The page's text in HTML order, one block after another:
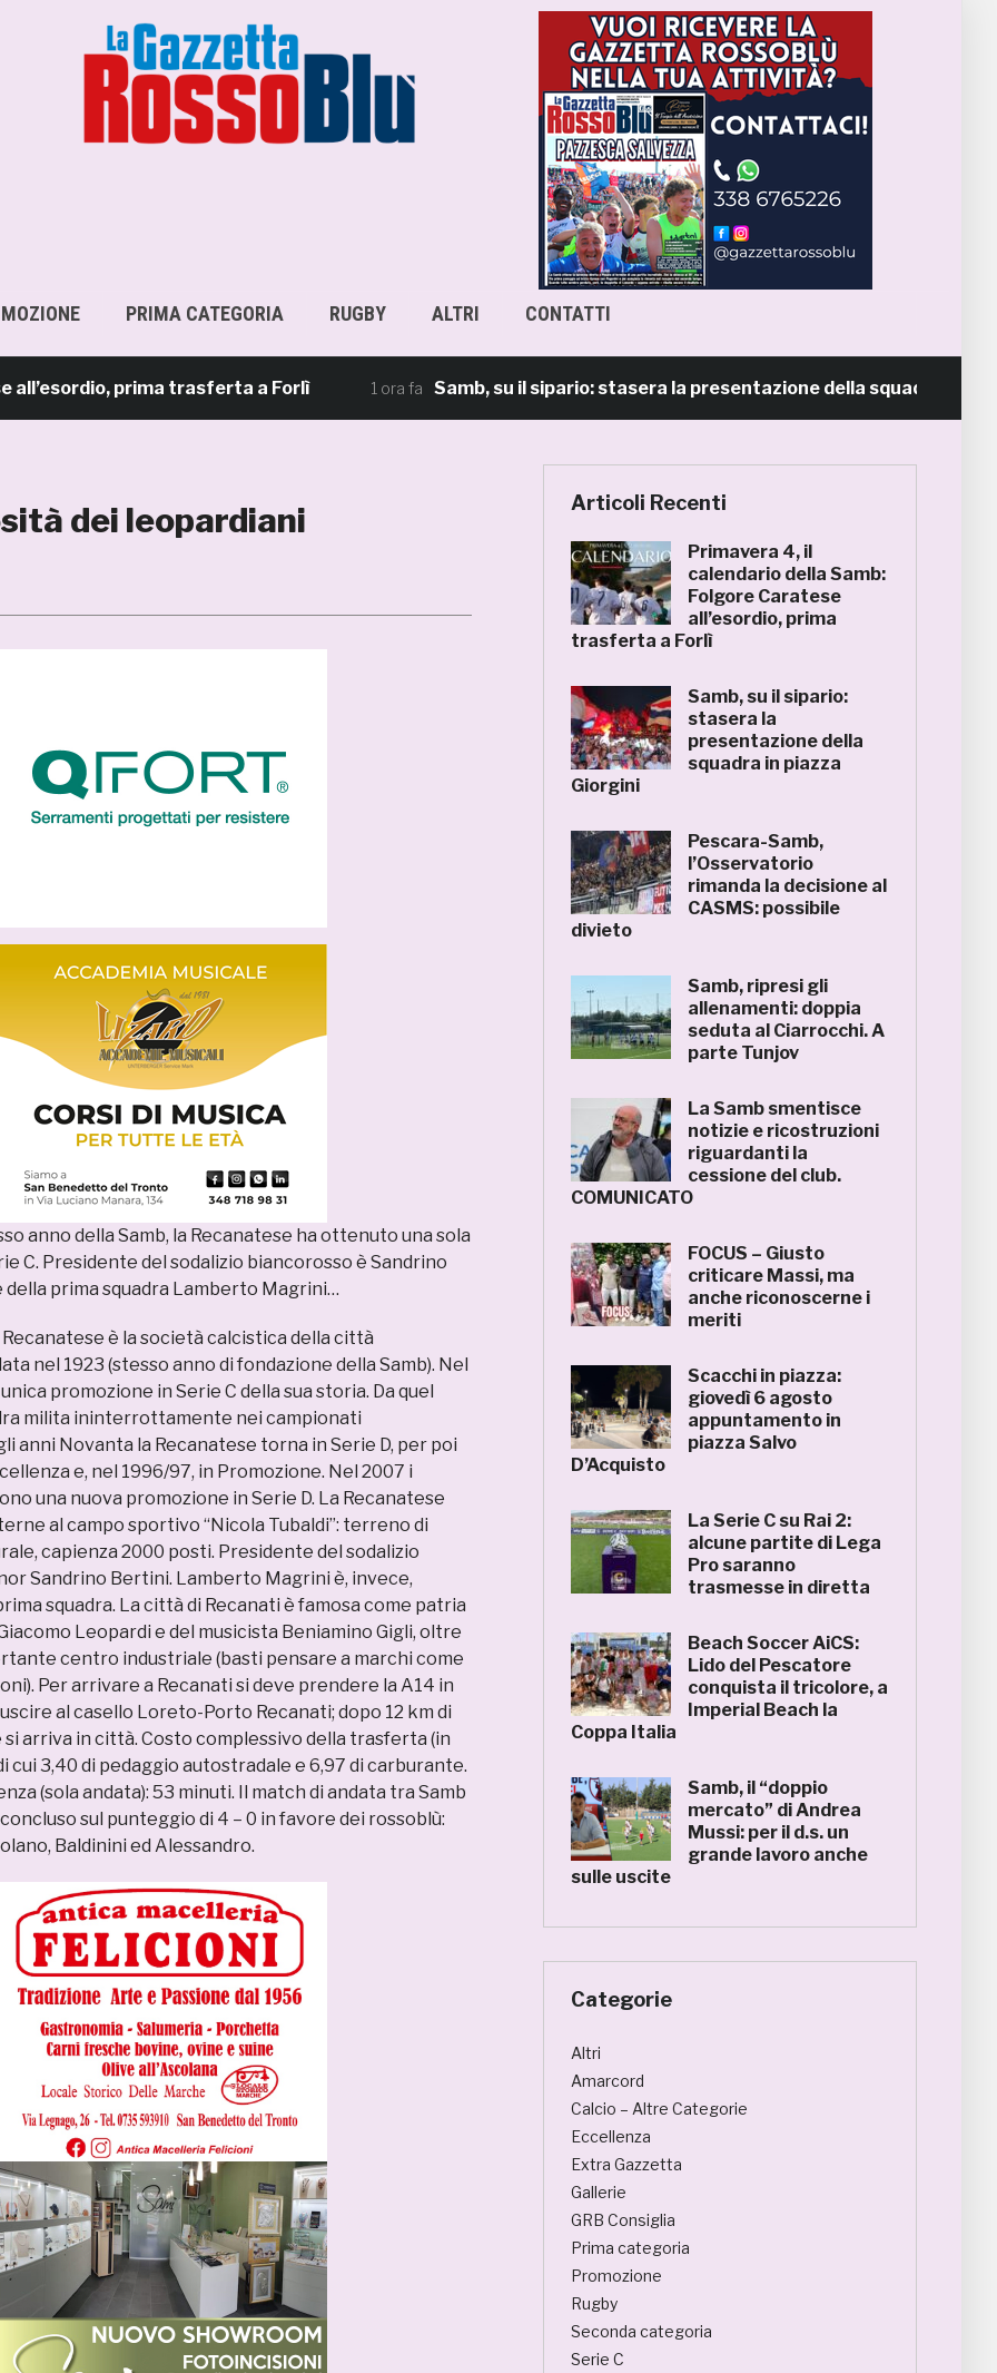
PRIMA CATEGORIA RUGBY ALTRI CONTATTI
prima trasferta a Forlì Samb, su il sipario: stasera la presentazione della squadra in piazza
dei leopardiani
anno della Samb, la Recanatese ha ottenuto una sola
C. Presidente del sodalizio biancorosso è Sandrino
prima squadra Lamberto Magrini…
è la società calcistica della città
nel 1923 (stesso anno di fondazione della Samb). Nel
promozione in Serie C della sua storia. Da quel
milita ininterrottamente nei campionati
anni Novanta la Recanatese torna in Serie D, per poi
e, nel 1996/97, in Promozione. Nel 2007 i
una nuova promozione in Serie D. La Recanatese
al campo sportivo “Nicola Tubaldi”: terreno di
capienza 2000 posti. Presidente del sodalizio
Sandrino Bertini. Lamberto Magrini è, invece,
squadra. La città di Recanati è famosa come patria
Leopardi e del musicista Beniamino Gigli, oltre
centro industriale (basti pensare a marchi come
Per arrivare a Recanati si deve prendere la A14 in
al casello Loreto-Porto Recanati; dopo 12 km di
arriva in città. Costo complessivo della trasferta (in
cui 3,40 di pedaggio autostradale e 6,97 di carburante.
(sola andata): 53 minuti. Il match di andata tra Samb
sul punteggio di 4 – 0 in favore dei rossoblù:
Baldinini ed Alessandro.
Articoli Recenti
Primavera 4, il
calendario della Samb:
Folgore Caratese
all’esordio, prima
trasferta a Forlì
Samb, su il sipario:
stasera la
presentazione della
squadra in piazza
Giorgini
Pescara-Samb,
l’Osservatorio
rimanda la decisione al
CASMS: possibile
divieto
Samb, ripresi gli
allenamenti: doppia
seduta al Ciarrocchi. A
parte Tunjov
La Samb smentisce
notizie e ricostruzioni
riguardanti la
cessione del club.
COMUNICATO
FOCUS – Giusto
criticare Massi, ma
anche riconoscerne i
meriti
Scacchi in piazza:
giovedì 6 agosto
appuntamento in
piazza Salvo
D’Acquisto
La Serie C su Rai 2:
alcune partite di Lega
Pro saranno
trasmesse in diretta
Beach Soccer AiCS:
Lido del Pescatore
conquista il tricolore, a
Imperial Beach la
Coppa Italia
Samb, il “doppio
mercato” di Andrea
Mussi: per il d.s. un
grande lavoro anche
sulle uscite
Categorie
Altri
Amarcord
Calcio – Altre Categorie
Eccellenza
Extra Gazzetta
Gallerie
GRB Consiglia
Prima categoria
Promozione
Rugby
Seconda categoria
Serie C